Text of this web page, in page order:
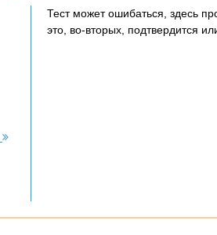
Тест может ошибаться, здесь
это, во-вторых, подтвердится